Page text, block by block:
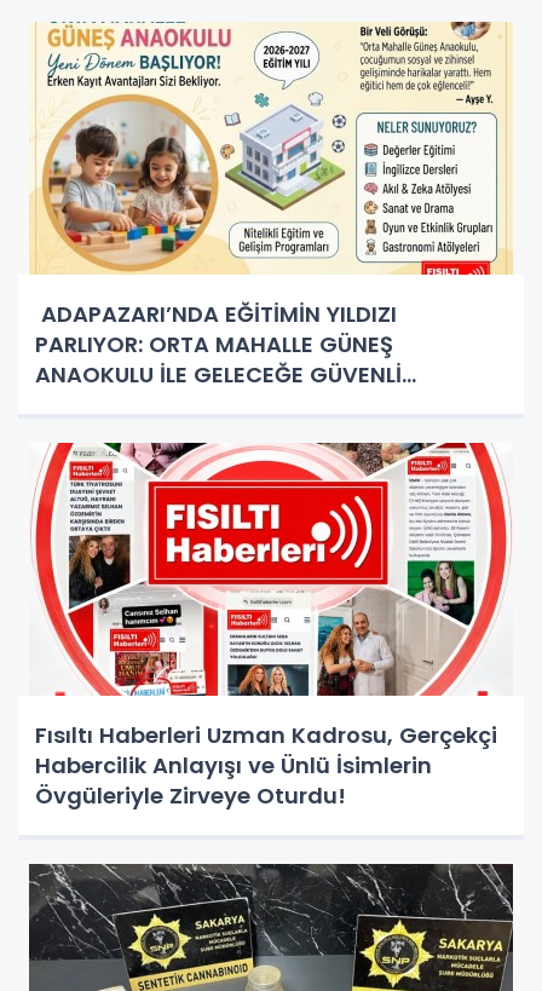
ADAPAZARI’NDA EĞİTİMİN YILDIZI
PARLIYOR: ORTA MAHALLE GÜNEŞ
ANAOKULU İLE GELECEĞE GÜVENLİ
Fısıltı Haberleri Uzman Kadrosu, Gerçekçi
Habercilik Anlayışı ve Ünlü İsimlerin
Övgüleriyle Zirveye Oturdu!